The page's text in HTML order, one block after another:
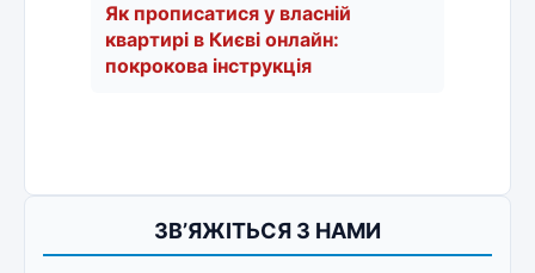
Як прописатися у власній
квартирі в Києві онлайн:
покрокова інструкція
ЗВ’ЯЖІТЬСЯ З НАМИ